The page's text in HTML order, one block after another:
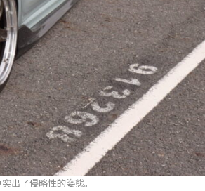
出了侵略性的姿態。